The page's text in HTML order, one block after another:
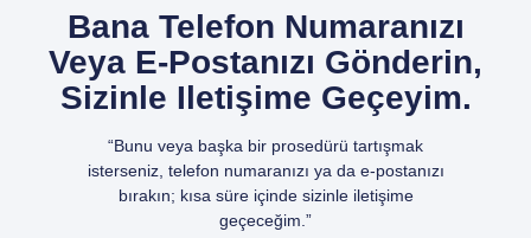
Bana Telefon Numaranızı
Veya E-Postanızı Gönderin,
Sizinle Iletişime Geçeyim.
“Bunu veya başka bir prosedürü tartışmak
isterseniz, telefon numaranızı ya da e-postanızı
bırakın; kısa süre içinde sizinle iletişime
geçeceğim.”